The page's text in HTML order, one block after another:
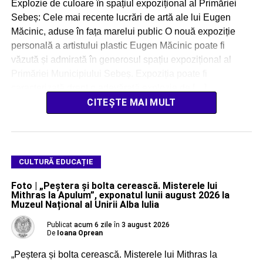
Explozie de culoare în spațiul expozițional al Primăriei
Sebeș: Cele mai recente lucrări de artă ale lui Eugen
Măcinic, aduse în fața marelui public O nouă expoziție
personală a artistului plastic Eugen Măcinic poate fi
văzută și admirată în generosul spațiu expozițional al
CITEȘTE MAI MULT
CULTURĂ EDUCAȚIE
Foto | „Peștera și bolta cerească. Misterele lui
Mithras la Apulum”, exponatul lunii august 2026 la
Muzeul Național al Unirii Alba Iulia
Publicat acum 6 zile în 3 august 2026
De Ioana Oprean
„Peștera și bolta cerească. Misterele lui Mithras la